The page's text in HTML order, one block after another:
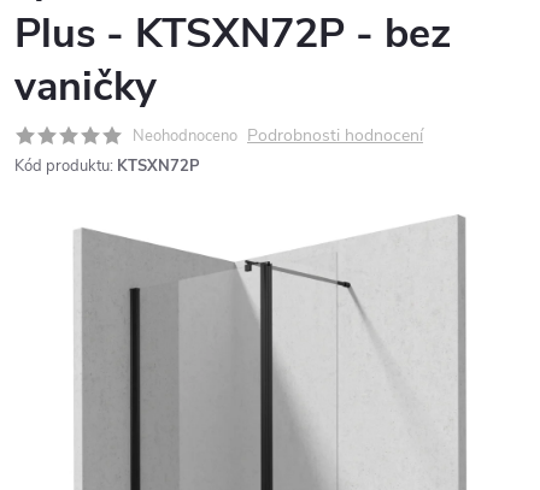
Plus - KTSXN72P - bez
vaničky
Neohodnoceno Podrobnosti hodnocení
Kód produktu: KTSXN72P